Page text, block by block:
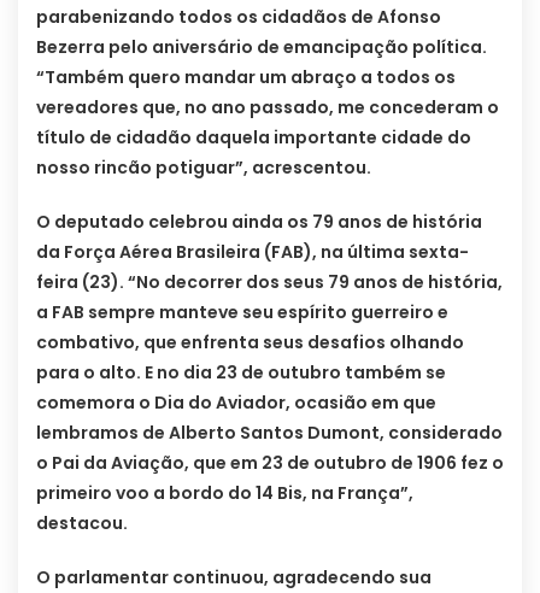
parabenizando todos os cidadãos de Afonso
Bezerra pelo aniversário de emancipação política.
“Também quero mandar um abraço a todos os
vereadores que, no ano passado, me concederam o
título de cidadão daquela importante cidade do
nosso rincão potiguar”, acrescentou.
O deputado celebrou ainda os 79 anos de história
da Força Aérea Brasileira (FAB), na última sexta-
feira (23). “No decorrer dos seus 79 anos de história,
a FAB sempre manteve seu espírito guerreiro e
combativo, que enfrenta seus desafios olhando
para o alto. E no dia 23 de outubro também se
comemora o Dia do Aviador, ocasião em que
lembramos de Alberto Santos Dumont, considerado
o Pai da Aviação, que em 23 de outubro de 1906 fez o
primeiro voo a bordo do 14 Bis, na França”,
destacou.
O parlamentar continuou, agradecendo sua